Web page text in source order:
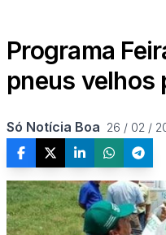
Programa
pneus velhos
Só Notícia Boa 26 / 02 /